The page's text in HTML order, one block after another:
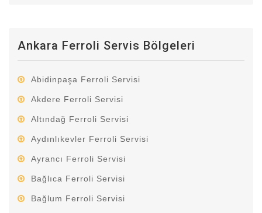
Ankara Ferroli Servis Bölgeleri
Abidinpaşa Ferroli Servisi
Akdere Ferroli Servisi
Altındağ Ferroli Servisi
Aydınlıkevler Ferroli Servisi
Ayrancı Ferroli Servisi
Bağlıca Ferroli Servisi
Bağlum Ferroli Servisi